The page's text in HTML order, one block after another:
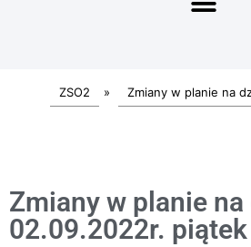
ZSO2 » Zmiany w planie na
Zmiany w planie na
02.09.2022r. piątek